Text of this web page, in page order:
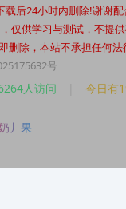
后24小时内删除!谢谢配
仅供学习与测试，不提供
除，本站不承担任何
号
人访问 今日有
丿果